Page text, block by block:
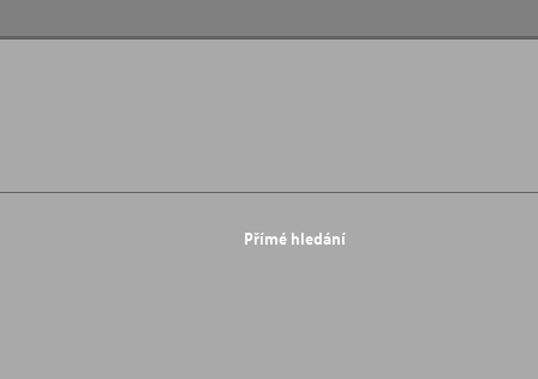
Přímé hledání